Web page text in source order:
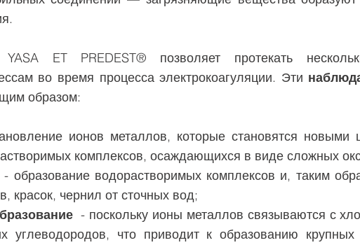
ET PREDEST® позволяет протекать
во время процесса электрокоагуляции. Эти
образом:
ионов металлов, которые становятся новыми
комплексов, осаждающихся в виде сложных
- образование водорастворимых комплексов и, таким
красок, чернил от сточных вод;
- поскольку ионы металлов связываются с
углеводородов, что приводит к образованию крупных